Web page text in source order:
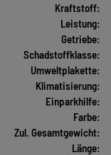
Kraftstoff:
Leistung:
Getriebe:
Schadstoffklasse:
Umweltplakette:
Klimatisierung:
Einparkhilfe:
Farbe:
Zul. Gesamtgewicht:
Länge: